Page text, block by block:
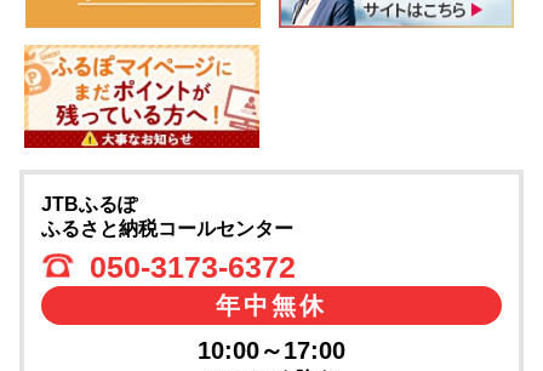
JTBふるぽ
ふるさと納税コールセンター
050-3173-6372
年中無休
10:00～17:00